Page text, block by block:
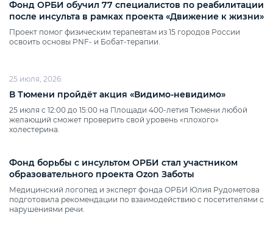
Фонд ОРБИ обучил 77 специалистов по реабилитации
после инсульта в рамках проекта «Движение к жизни»
Проект помог физическим терапевтам из 15 городов России
освоить основы PNF‑ и Бобат‑терапии.
25 июля, 2026
В Тюмени пройдёт акция «Видимо‑невидимо»
25 июля с 12:00 до 15:00 на Площади 400‑летия Тюмени любой
желающий сможет проверить свой уровень «плохого»
холестерина.
Фонд борьбы с инсультом ОРБИ стал участником
образовательного проекта Ozon Заботы
Медицинский логопед и эксперт фонда ОРБИ Юлия Рудометова
подготовила рекомендации по взаимодействию с посетителями с
нарушениями речи.